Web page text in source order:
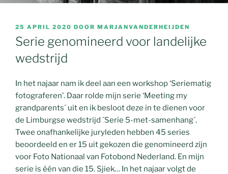
GEPLAATST
OP
25 APRIL 2020 DOOR MARJANVANDERHEIJDEN
Serie genomineerd voor landelijke
wedstrijd
In het najaar nam ik deel aan een workshop ‘Seriematig
fotograferen’. Daar rolde mijn serie ‘Meeting my
grandparents´ uit en ik besloot deze in te dienen voor
de Limburgse wedstrijd ´Serie 5-met-samenhang´.
Twee onafhankelijke juryleden hebben 45 series
beoordeeld en er 15 uit gekozen die genomineerd zijn
voor Foto Nationaal van Fotobond Nederland. En mijn
serie is één van die 15. Sjiek… In het najaar volgt de